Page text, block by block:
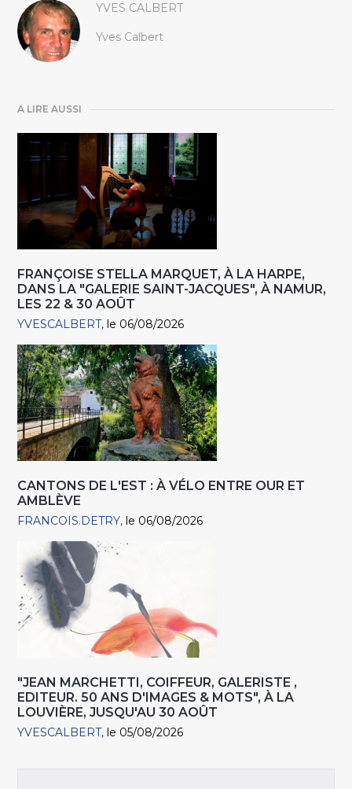
YVES CALBERT
Yves Calbert
A LIRE AUSSI
FRANÇOISE STELLA MARQUET, À LA HARPE,
DANS LA "GALERIE SAINT-JACQUES", À NAMUR,
LES 22 & 30 AOÛT
YVESCALBERT le 06/08/2026
CANTONS DE L'EST : À VÉLO ENTRE OUR ET
AMBLÈVE
FRANCOIS.DETRY le 06/08/2026
"JEAN MARCHETTI, COIFFEUR, GALERISTE ,
EDITEUR. 50 ANS D'IMAGES & MOTS", À LA
LOUVIÈRE, JUSQU'AU 30 AOÛT
YVESCALBERT le 05/08/2026